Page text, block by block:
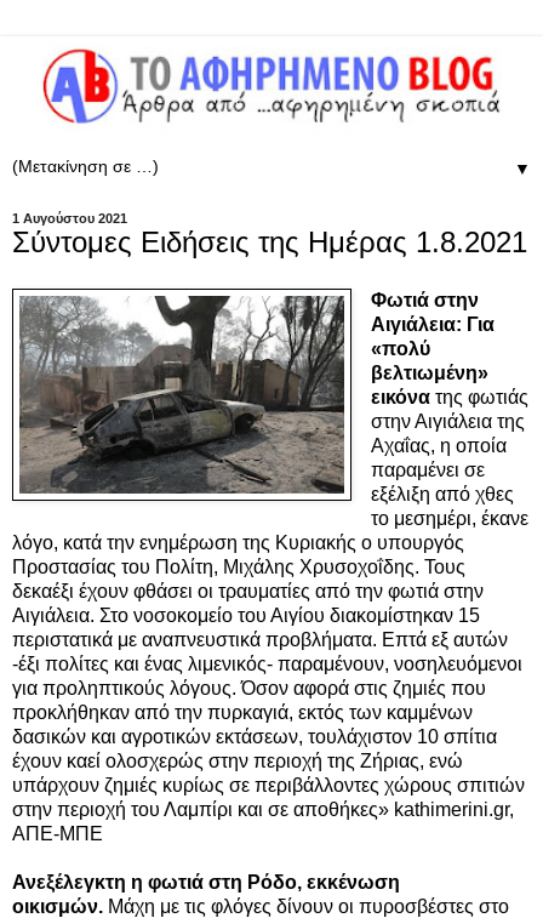
▼
1 Αυγούστου 2021
Σύντομες Ειδήσεις της Ημέρας 1.8.2021
Φωτιά στην
Αιγιάλεια: Για
«πολύ
βελτιωμένη»
εικόνατης φωτιάς
στην Αιγιάλεια της
Αχαΐας, η οποία
παραμένει σε
εξέλιξη από χθες
το μεσημέρι, έκανε
λόγο, κατά την ενημέρωση της Κυριακής ο υπουργός
Προστασίας του Πολίτη, Μιχάλης Χρυσοχοΐδης. Τους
δεκαέξι έχουν φθάσει οι τραυματίες από την φωτιά στην
Αιγιάλεια. Στο νοσοκομείο του Αιγίου διακομίστηκαν 15
περιστατικά με αναπνευστικά προβλήματα. Επτά εξ αυτών
-έξι πολίτες και ένας λιμενικός- παραμένουν, νοσηλευόμενοι
για προληπτικούς λόγους. Όσον αφορά στις ζημιές που
προκλήθηκαν από την πυρκαγιά, εκτός των καμμένων
δασικών και αγροτικών εκτάσεων, τουλάχιστον 10 σπίτια
έχουν καεί ολοσχερώς στην περιοχή της Ζήριας, ενώ
υπάρχουν ζημιές κυρίως σε περιβάλλοντες χώρους σπιτιών
στην περιοχή του Λαμπίρι και σε αποθήκες» kathimerini.gr,
ΑΠΕ-ΜΠΕ
Ανεξέλεγκτη η φωτιά στη Ρόδο, εκκένωση
οικισμών. Μάχη με τις φλόγες δίνουν οι πυροσβέστες στο